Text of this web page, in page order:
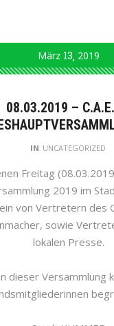
März 13 2019
08.03.2019 –
IN UNCATEGORIZED
Freitag
2019 im
von Vertretern des
sowie
lokalen Presse.
dieser Versammlung